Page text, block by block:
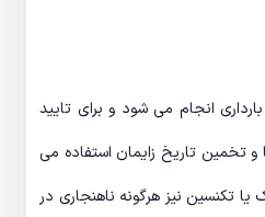
معمولا بین هفته های 6 تا 9 بارداری انجام می شود و برای تایید
و تخمین تاریخ زایمان استفاده می
تکنسین نیز هرگونه ناهنجاری در